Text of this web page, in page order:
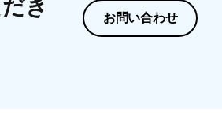
き
お問い合わせ